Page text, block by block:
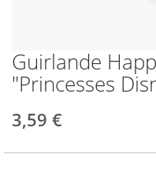
Skip
to
the
of
images
Guirlande
"Princesses
3,59 €